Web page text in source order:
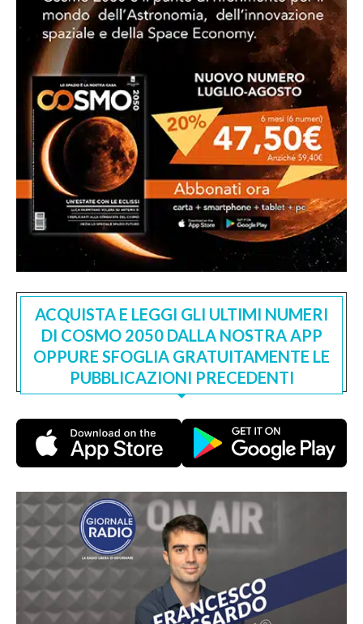
ACQUISTA E LEGGI GLI ULTIMI NUMERI
DI COSMO 2050 DALLA NOSTRA APP
OPPURE SFOGLIA GRATUITAMENTE LE
PUBBLICAZIONI PRECEDENTI